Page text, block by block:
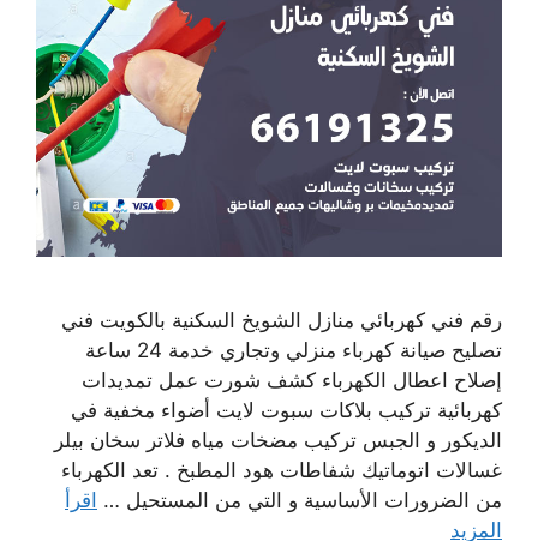
رقم فني كهربائي منازل الشويخ السكنية بالكويت فني
تصليح صيانة كهرباء منزلي وتجاري خدمة 24 ساعة
إصلاح اعطال الكهرباء كشف شورت عمل تمديدات
كهربائية تركيب بلاكات سبوت لايت أضواء مخفية في
الديكور و الجبس تركيب مضخات مياه فلاتر سخان بيلر
غسالات اتوماتيك شفاطات هود المطبخ . تعد الكهرباء
من الضرورات الأساسية و التي من المستحيل … اقرأ
المزيد